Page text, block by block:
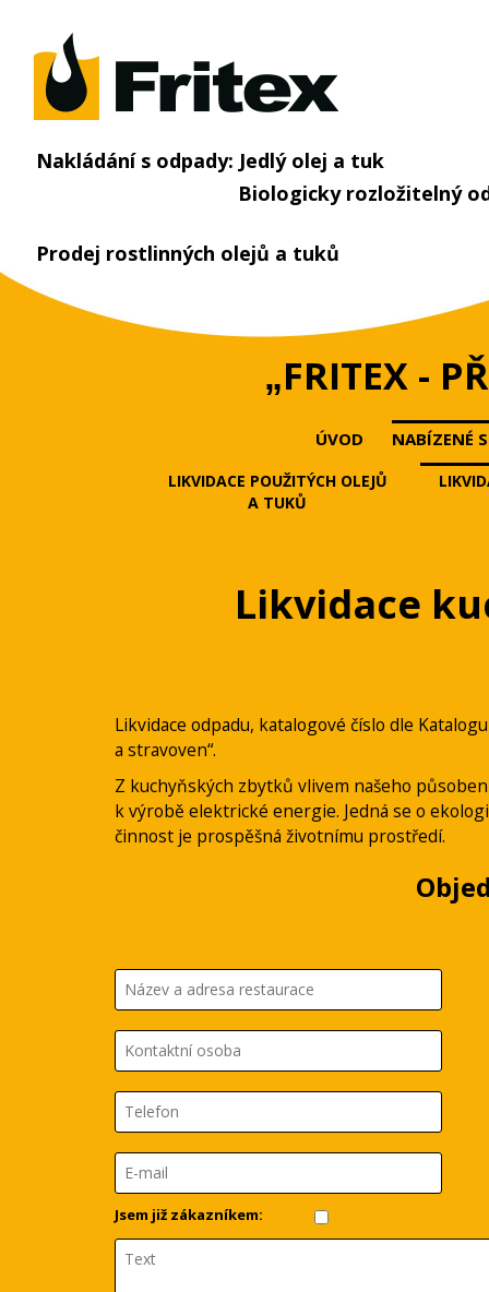
Nakládání s odpady: Jedlý olej a tuk
Biologicky rozložitelný
Prodej rostlinných olejů a tuků
ÚVOD NABÍZENÉ
LIKVIDACE POUŽITÝCH OLEJŮ
A TUKŮ
„FRITEX -
Likvidace
Likvidace odpadu, katalogové číslo dle
a stravoven“.
Z kuchyňských zbytků vlivem našeho
k výrobě elektrické energie. Jedná se o
činnost je prospěšná životnímu prostředí.
Jsem již zákazníkem: